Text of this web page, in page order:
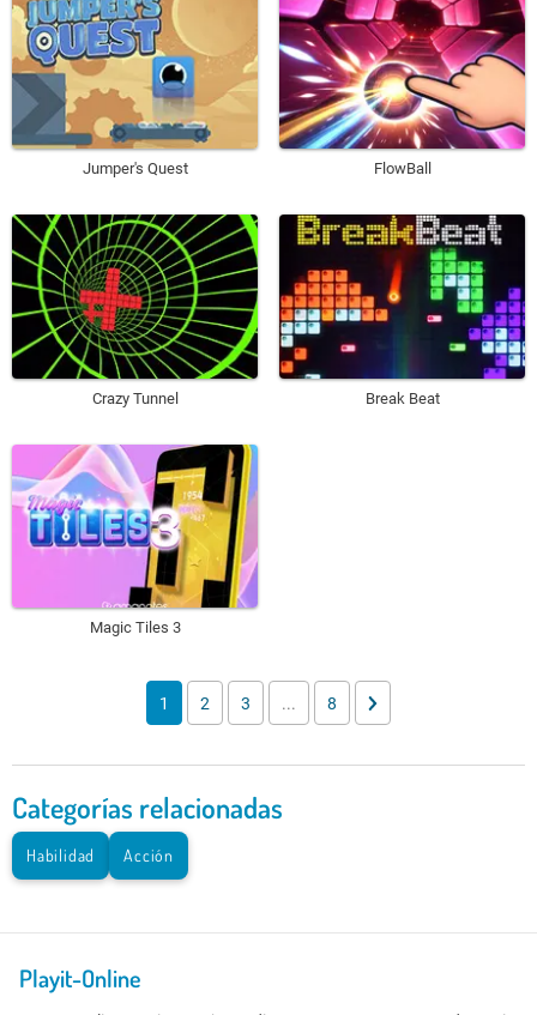
Jumper's Quest FlowBall
Crazy Tunnel Break Beat
Magic Tiles 3
1 2 3 ... 8
Categorías relacionadas
Habilidad Acción
Playit-Online